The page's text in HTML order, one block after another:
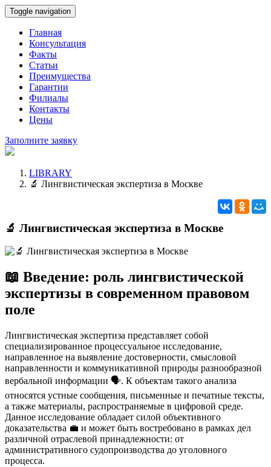
Toggle navigation
Главная
Консультация
Факты
Статьи
Преимущества
Гарантии
Филиалы
Контакты
Цены
Заполните заявку
LIBRARY
🔬 Лингвистическая экспертиза в Москве
🔬 Лингвистическая экспертиза в Москве
📖 Введение: роль лингвистической
экспертизы в современном правовом
поле
Лингвистическая экспертиза представляет собой
специализированное процессуальное исследование,
направленное на выявление достоверности, смысловой
направленности и коммуникативной природы разнообразной
вербальной информации 🗣️. К объектам такого анализа
относятся устные сообщения, письменные и печатные тексты,
а также материалы, распространяемые в цифровой среде.
Данное исследование обладает силой объективного
доказательства 💼 и может быть востребовано в рамках дел
различной отраслевой принадлежности: от
административного судопроизводства до уголовного
процесса.